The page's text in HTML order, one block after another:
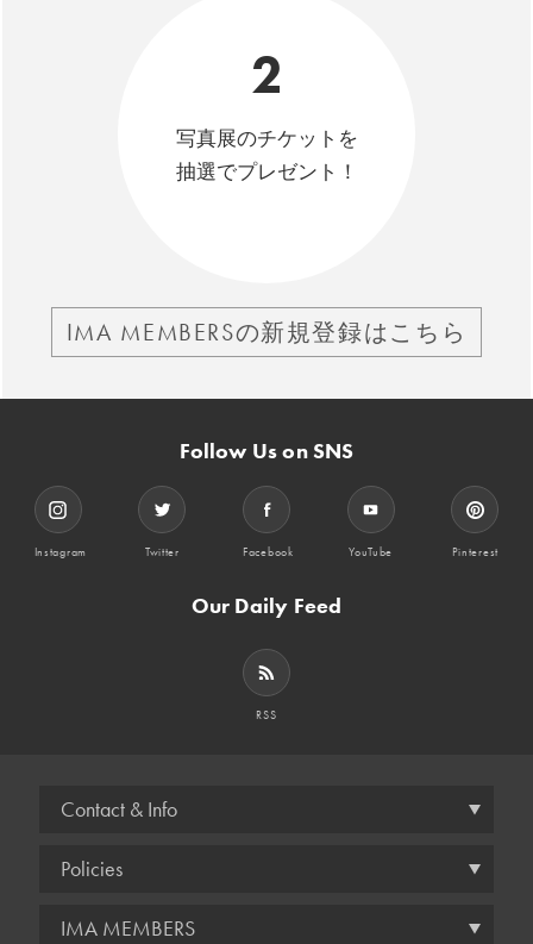
2
写真展のチケットを
抽選でプレゼント！
IMA MEMBERSの新規登録はこちら
Follow Us on SNS
Instagram Twitter Facebook YouTube Pinterest
Our Daily Feed
RSS
Contact & Info
Policies
IMA MEMBERS